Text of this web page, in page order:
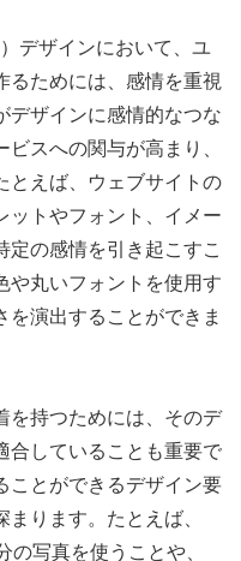
デザインにおいて、ユ
るためには、感情を重視
デザインに感情的なつな
スへの関与が高まり、
とえば、ウェブサイトの
ットやフォント、イメー
定の感情を引き起こすこ
や丸いフォントを使用す
を演出することができま
を持つためには、そのデ
合していることも重要で
ことができるデザイン要
ります。たとえば、
写真を使うことや、